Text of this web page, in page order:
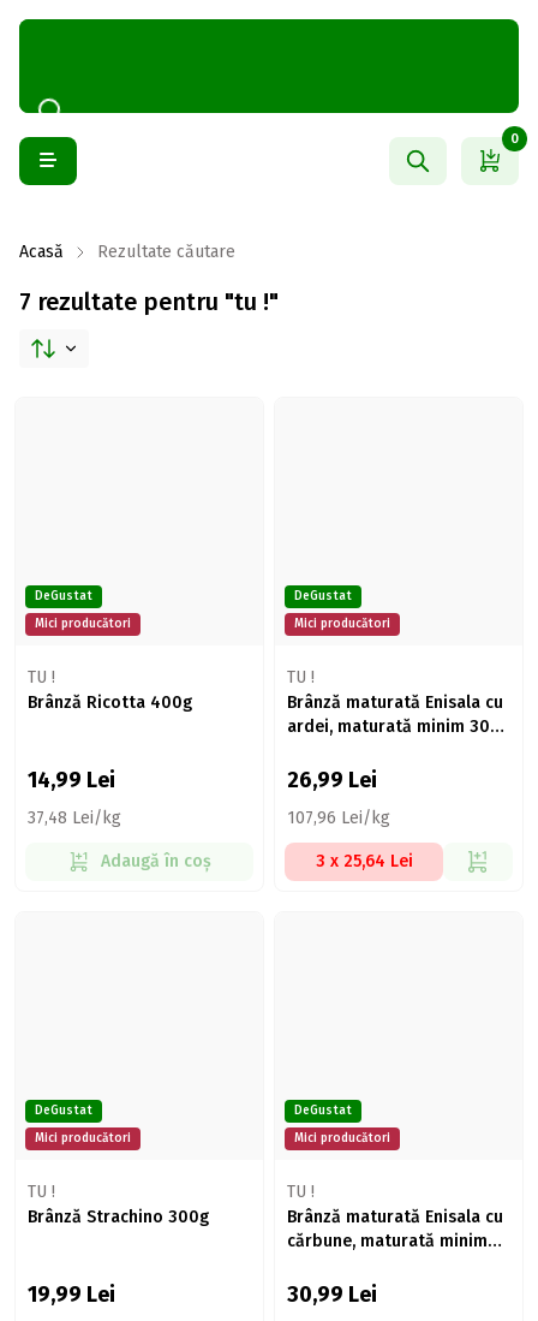
0
Acasă Rezultate căutare
7 rezultate pentru "tu !"
DeGustat
Mici producători
TU !
Brânză Ricotta 400g
14,99 Lei
37,48 Lei/kg
Adaugă în coș
DeGustat
Mici producători
TU !
Brânză maturată Enisala cu
ardei, maturată minim 30
26,99 Lei
107,96 Lei/kg
3 x 25,64 Lei
DeGustat
Mici producători
TU !
Brânză Strachino 300g
19,99 Lei
DeGustat
Mici producători
TU !
Brânză maturată Enisala cu
cărbune, maturată minim
30,99 Lei